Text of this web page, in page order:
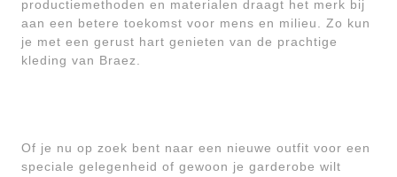
productiemethoden en materialen draagt het merk bij
aan een betere toekomst voor mens en milieu. Zo kun
je met een gerust hart genieten van de prachtige
kleding van Braez.
Of je nu op zoek bent naar een nieuwe outfit voor een
speciale gelegenheid of gewoon je garderobe wilt